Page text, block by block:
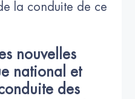
la conduite de ce
nouvelles
national et
des